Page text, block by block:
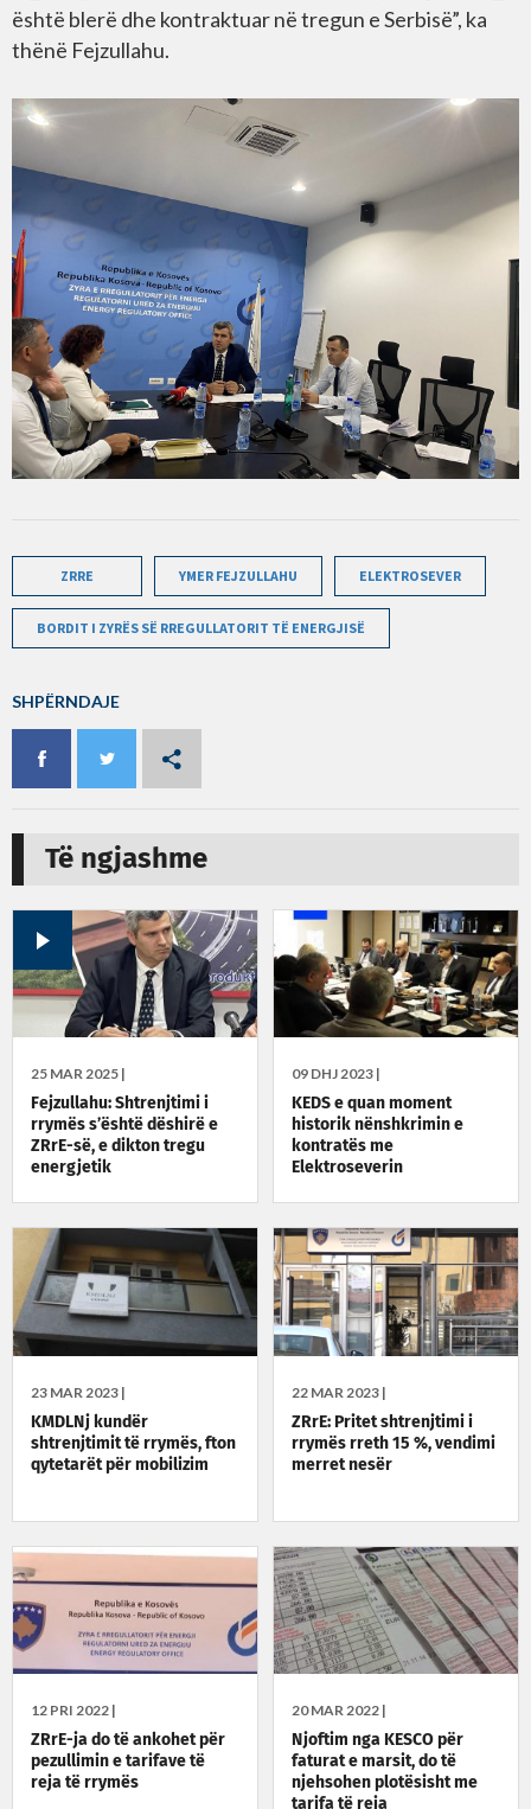
është blerë dhe kontraktuar në tregun e Serbisë”, ka
thënë Fejzullahu.
ZRRE YMER FEJZULLAHU ELEKTROSEVER
BORDIT I ZYRËS SË RREGULLATORIT TË ENERGJISË
SHPËRNDAJE
Të ngjashme
25 MAR 2025 |
Fejzullahu: Shtrenjtimi i
rrymës s’është dëshirë e
ZRrE-së, e dikton tregu
energjetik
09 DHJ 2023 |
KEDS e quan moment
historik nënshkrimin e
kontratës me
Elektroseverin
23 MAR 2023 |
KMDLNj kundër
shtrenjtimit të rrymës, fton
qytetarët për mobilizim
22 MAR 2023 |
ZRrE: Pritet shtrenjtimi i
rrymës rreth 15 %, vendimi
merret nesër
12 PRI 2022 |
ZRrE-ja do të ankohet për
pezullimin e tarifave të
reja të rrymës
20 MAR 2022 |
Njoftim nga KESCO për
faturat e marsit, do të
njehsohen plotësisht me
tarifa të reja